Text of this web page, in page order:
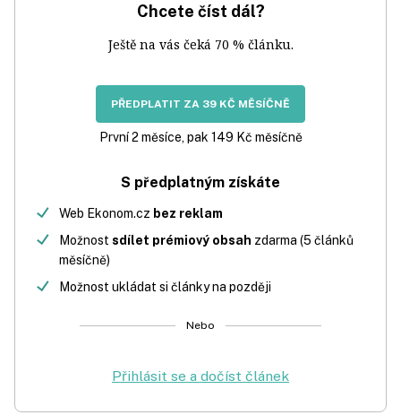
Chcete číst dál?
Ještě na vás čeká 70 % článku.
PŘEDPLATIT ZA 39 KČ MĚSÍČNĚ
První 2 měsíce, pak 149 Kč měsíčně
S předplatným získáte
Web Ekonom.cz bez reklam
Možnost sdílet prémiový obsah zdarma (5 článků
měsíčně)
Možnost ukládat si články na později
Nebo
Přihlásit se a dočíst článek